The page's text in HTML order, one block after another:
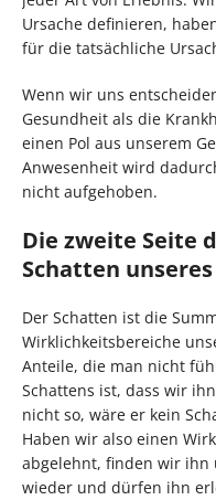
Ursache definieren,
für die tatsächliche
Wenn wir uns
Gesundheit als die
einen Pol aus unserem
Anwesenheit wird
nicht aufgehoben.
Die zweite Seite
Schatten
Der Schatten ist die
Wirklichkeitsbereiche
Anteile, die man nicht
Schattens ist, dass wir
nicht so, wäre er kein
Haben wir also einen
abgelehnt, finden wir ihn
wieder und dürfen ihn